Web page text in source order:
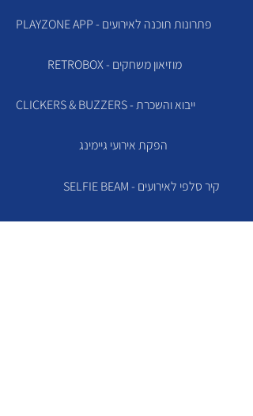
PLAYZONE APP - פתרונות תוכנה לאירועים
RETROBOX - מוזיאון משחקים
CLICKERS & BUZZERS - ייבוא והשכרת
הפקת אירועי גיימינג
SELFIE BEAM - קיר סלפי לאירועים
SLIME FACTORY